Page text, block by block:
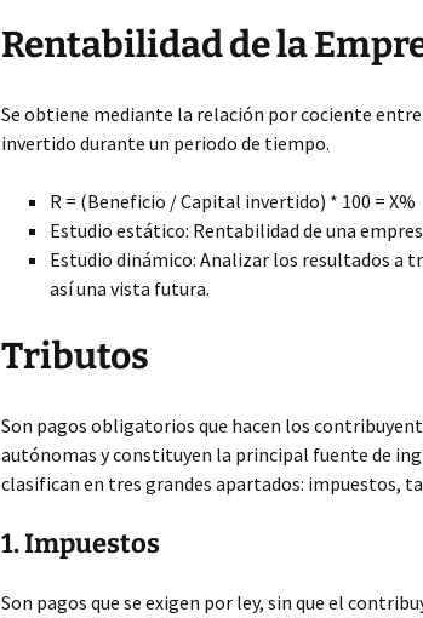
Rentabilidad de la
Se obtiene mediante la relación por cociente
invertido durante un periodo de tiempo.
R = (Beneficio / Capital invertido) * 100 = X%
Estudio estático: Rentabilidad de una
Estudio dinámico: Analizar los resultados a
así una vista futura.
Tributos
Son pagos obligatorios que hacen los
autónomas y constituyen la principal fuente de
clasifican en tres grandes apartados: impuestos,
1. Impuestos
Son pagos que se exigen por ley, sin que el